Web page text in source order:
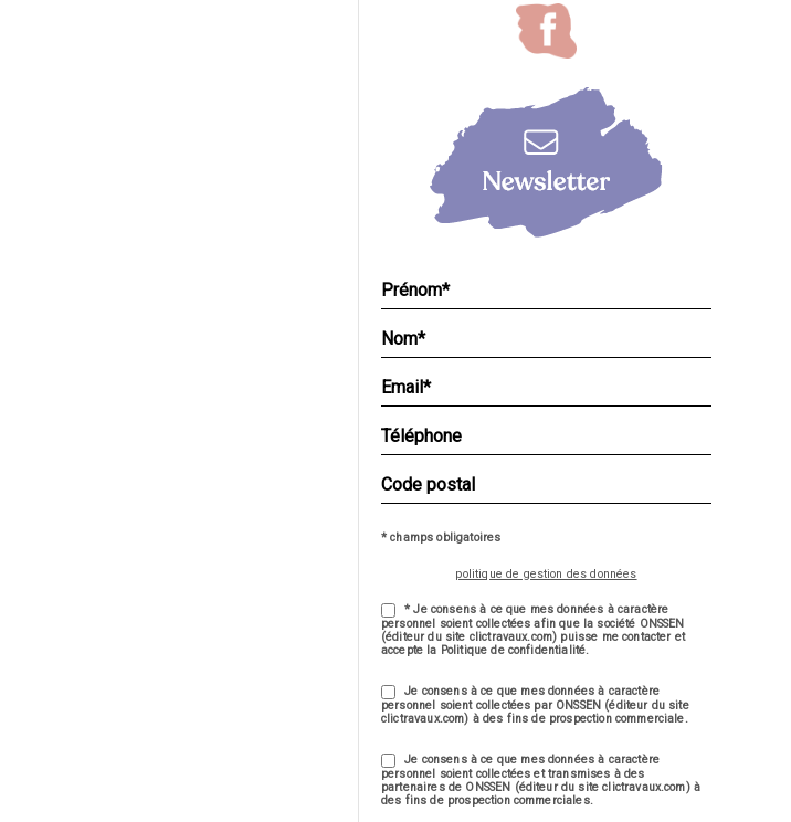
* champs obligatoires
politique de gestion des données
* Je consens à ce que mes données à caractère
personnel soient collectées afin que la société ONSSEN
(éditeur du site clictravaux.com) puisse me contacter et
accepte la Politique de confidentialité.
Je consens à ce que mes données à caractère
personnel soient collectées par ONSSEN (éditeur du site
clictravaux.com) à des fins de prospection commerciale.
Je consens à ce que mes données à caractère
personnel soient collectées et transmises à des
partenaires de ONSSEN (éditeur du site clictravaux.com) à
des fins de prospection commerciales.